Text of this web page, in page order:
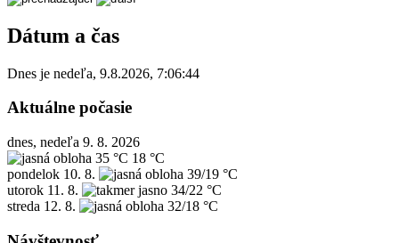
Dátum a čas
Dnes je nedeľa, 9.8.2026, 7:06:44
Aktuálne počasie
dnes, nedeľa 9. 8. 2026
35 °C 18 °C
pondelok 10. 8.
39/19 °C
utorok 11. 8.
34/22 °C
streda 12. 8. 32/18 °C